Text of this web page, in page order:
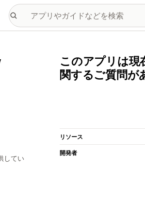
このアプリは
関するご質問が
してい
リソース
開発者